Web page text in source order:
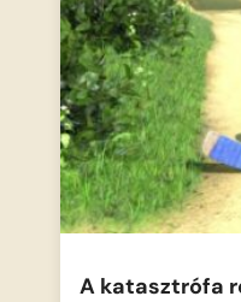
A katasztrófa